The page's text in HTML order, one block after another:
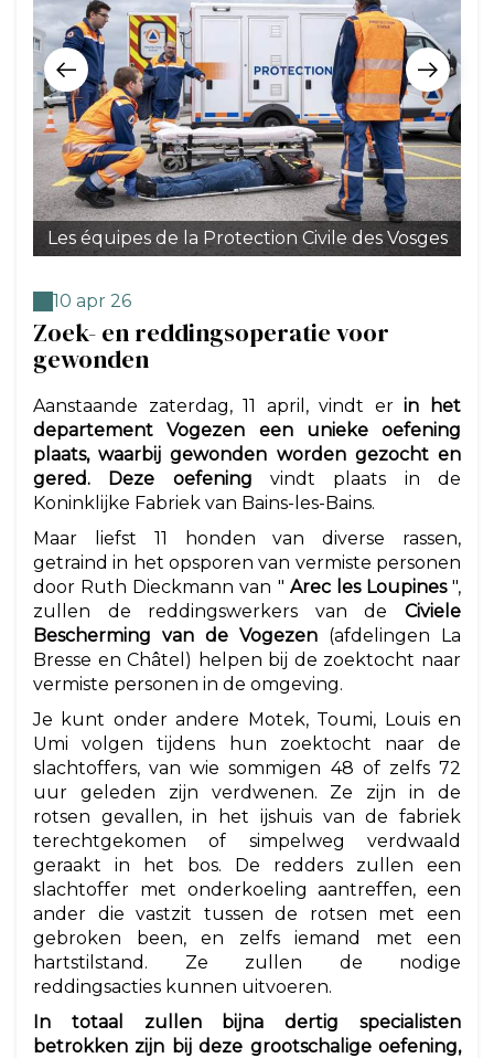
Les équipes de la Protection Civile des Vosges
10 apr 26
Zoek- en reddingsoperatie voor
gewonden
Aanstaande zaterdag, 11 april, vindt erin het
departement Vogezen een unieke oefening
plaats, waarbij gewonden worden gezocht en
gered. Deze oefening vindt plaats in de
Koninklijke Fabriek van Bains-les-Bains.
Maar liefst 11 honden van diverse rassen,
getraind in het opsporen van vermiste personen
door Ruth Dieckmann van " Arec les Loupines",
zullen de reddingswerkers van de Civiele
Bescherming van de Vogezen (afdelingen La
Bresse en Châtel) helpen bij de zoektocht naar
vermiste personen in de omgeving.
Je kunt onder andere Motek, Toumi, Louis en
Umi volgen tijdens hun zoektocht naar de
slachtoffers, van wie sommigen 48 of zelfs 72
uur geleden zijn verdwenen. Ze zijn in de
rotsen gevallen, in het ijshuis van de fabriek
terechtgekomen of simpelweg verdwaald
geraakt in het bos. De redders zullen een
slachtoffer met onderkoeling aantreffen, een
ander die vastzit tussen de rotsen met een
gebroken been, en zelfs iemand met een
hartstilstand. Ze zullen de nodige
reddingsacties kunnen uitvoeren.
In totaal zullen bijna dertig specialisten
betrokken zijn bij deze grootschalige oefening,